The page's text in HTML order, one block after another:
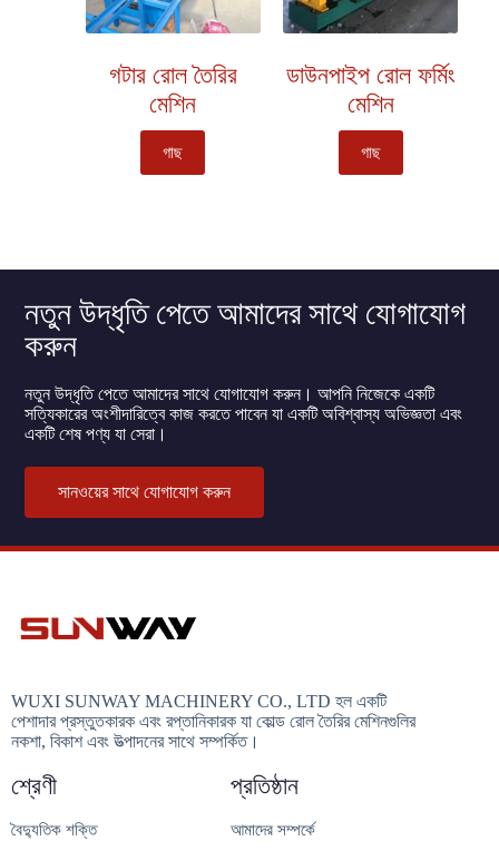
গটার রোল তৈরির
মেশিন
গাছ
ডাউনপাইপ রোল ফর্মিং
মেশিন
গাছ
নতুন উদ্ধৃতি পেতে আমাদের সাথে যোগাযোগ
করুন
নতুন উদ্ধৃতি পেতে আমাদের সাথে যোগাযোগ করুন। আপনি নিজেকে একটি
সত্যিকারের অংশীদারিত্বে কাজ করতে পাবেন যা একটি অবিশ্বাস্য অভিজ্ঞতা এবং
একটি শেষ পণ্য যা সেরা।
সানওয়ের সাথে যোগাযোগ করুন
WUXI SUNWAY MACHINERY CO., LTD হল একটি
পেশাদার প্রস্তুতকারক এবং রপ্তানিকারক যা কোল্ড রোল তৈরির মেশিনগুলির
নকশা, বিকাশ এবং উত্পাদনের সাথে সম্পর্কিত।
শ্রেণী
বৈদ্যুতিক শক্তি
প্রতিষ্ঠান
আমাদের সম্পর্কে